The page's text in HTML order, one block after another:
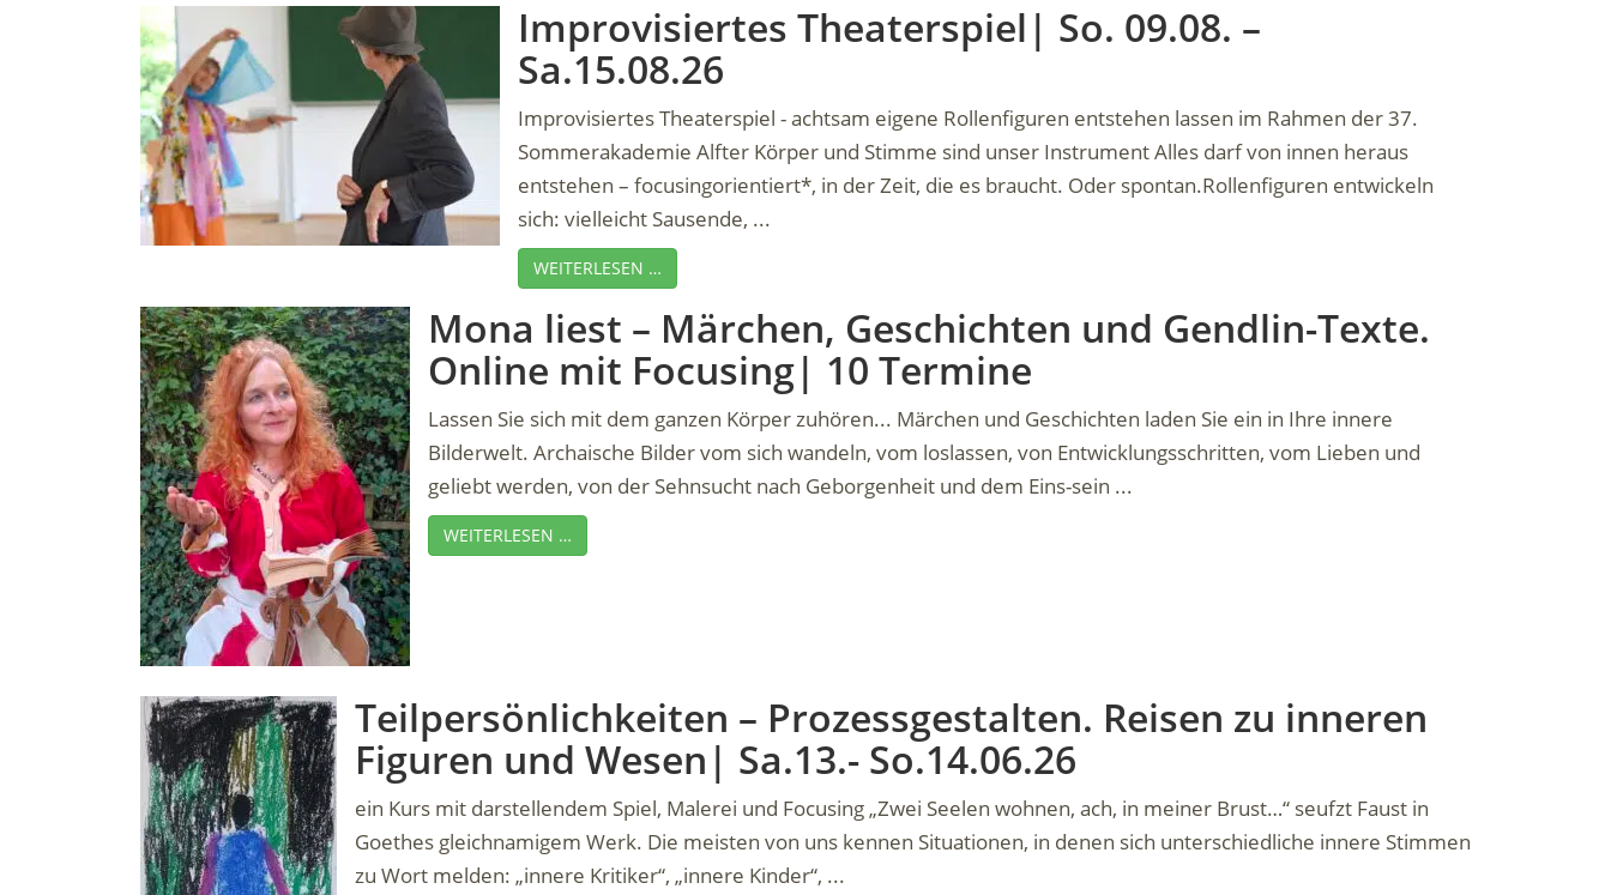
Improvisiertes Theaterspiel| So. 09.08. –
Sa.15.08.26
Improvisiertes Theaterspiel - achtsam eigene Rollenfiguren entstehen lassen im Rahmen der 37.
Sommerakademie Alfter Körper und Stimme sind unser Instrument Alles darf von innen heraus
entstehen – focusingorientiert*, in der Zeit, die es braucht. Oder spontan.Rollenfiguren entwickeln
sich: vielleicht Sausende, ...
WEITERLESEN …
Mona liest – Märchen, Geschichten und Gendlin-Texte.
Online mit Focusing| 10 Termine
Lassen Sie sich mit dem ganzen Körper zuhören... Märchen und Geschichten laden Sie ein in Ihre innere
Bilderwelt. Archaische Bilder vom sich wandeln, vom loslassen, von Entwicklungsschritten, vom Lieben und
geliebt werden, von der Sehnsucht nach Geborgenheit und dem Eins-sein ...
WEITERLESEN …
Teilpersönlichkeiten – Prozessgestalten. Reisen zu inneren
Figuren und Wesen| Sa.13.- So.14.06.26
ein Kurs mit darstellendem Spiel, Malerei und Focusing „Zwei Seelen wohnen, ach, in meiner Brust…“ seufzt Faust in
Goethes gleichnamigem Werk. Die meisten von uns kennen Situationen, in denen sich unterschiedliche innere Stimmen
zu Wort melden: „innere Kritiker“, „innere Kinder“, ...